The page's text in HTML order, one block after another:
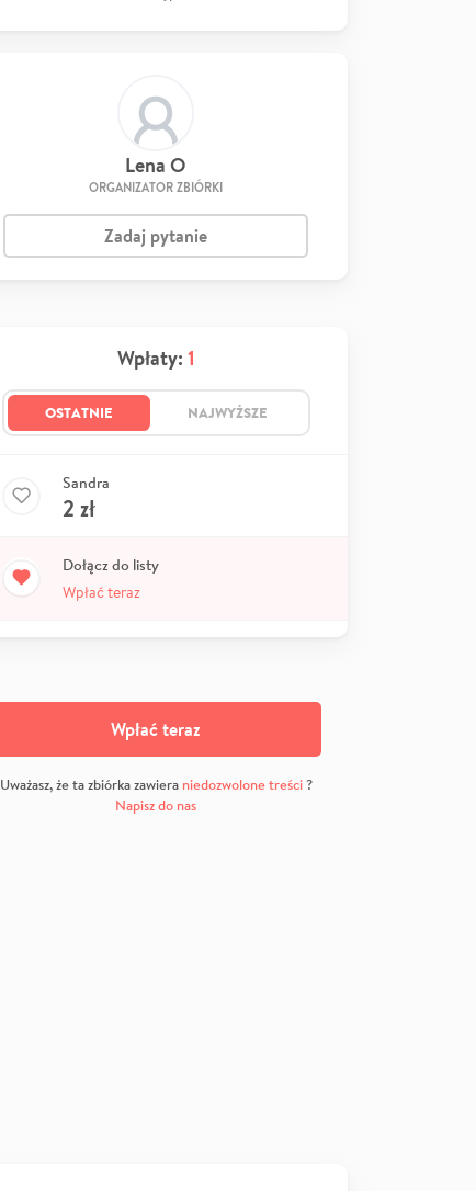
Lena O
ORGANIZATOR ZBIÓRKI
Zadaj pytanie
Wpłaty: 1
OSTATNIE NAJWYŻSZE
Sandra
2 zł
Dołącz do listy
Wpłać teraz
Wpłać teraz
Uważasz, że ta zbiórka zawiera niedozwolone treści?
Napisz do nas